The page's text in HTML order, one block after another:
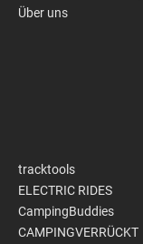
Über uns
tracktools
ELECTRIC RIDES
CampingBuddies
CAMPINGVERRÜCKT